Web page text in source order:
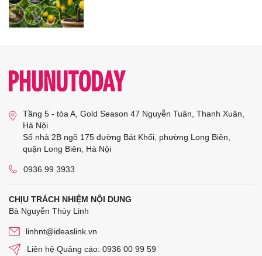
Tầng 5 - tòa A, Gold Season 47 Nguyễn Tuân, Thanh Xuân,
Hà Nội
Số nhà 2B ngõ 175 đường Bát Khối, phường Long Biên,
quận Long Biên, Hà Nội
0936 99 3933
CHỊU TRÁCH NHIỆM NỘI DUNG
Bà Nguyễn Thùy Linh
linhnt@ideaslink.vn
Liên hệ Quảng cáo: 0936 00 99 59